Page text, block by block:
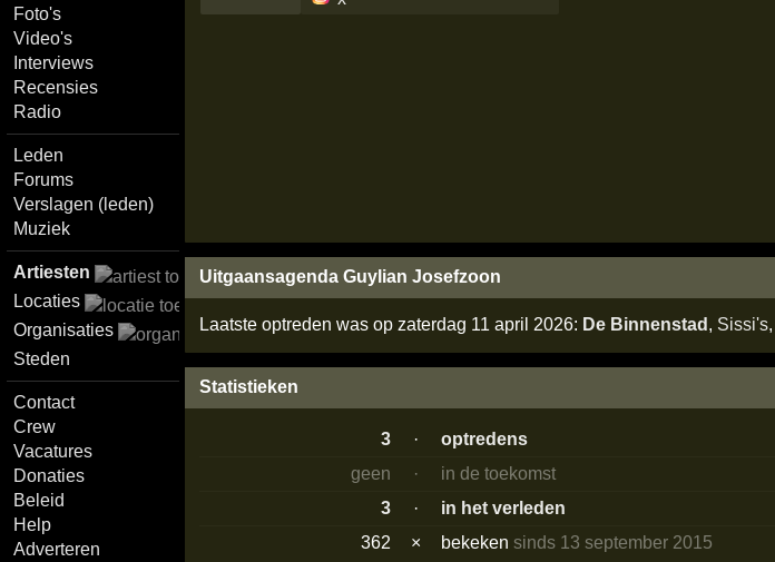
Foto's
Video's
Interviews
Recensies
Radio
Leden
Forums
Verslagen (leden)
Muziek
Artiesten
Locaties
Organisaties
Steden
Contact
Crew
Vacatures
Donaties
Beleid
Help
Adverteren
Uitgaansagenda Guylian Josefzoon
Laatste optreden was op zaterdag 11 april 2026: De Binnenstad , Sissi's,
Statistieken
3 ·
optredens
geen
·
in de toekomst
3
·
in het verleden
362
× bekekensinds 13 september 2015